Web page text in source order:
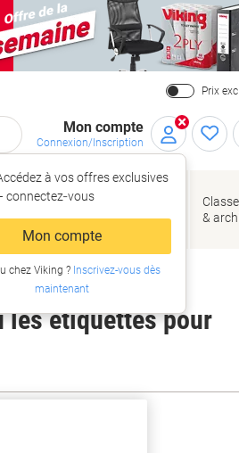
Prix
Mon compte
Connexion/Inscription
à vos offres exclusives
connectez‑vous
Mon compte
chez Viking ?Inscrivez-vous dès
maintenant
Papier,
enveloppes
&
emballage
de bureau
&
les étiquettes pour